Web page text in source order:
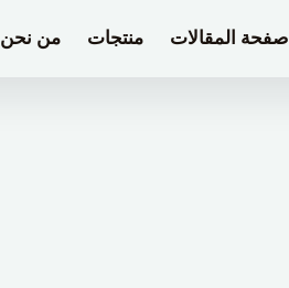
صفحة المقالات منتجات من نحن